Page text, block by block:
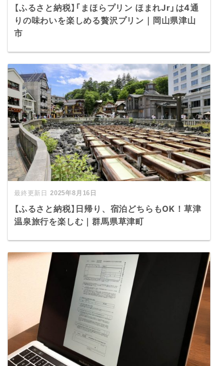
【ふるさと納税】「まほらプリン ほまれJr」は4通
りの味わいを楽しめる贅沢プリン｜岡山県津山
市
2025年8月16日
【ふるさと納税】日帰り、宿泊どちらもOK！草津
温泉旅行を楽しむ｜群馬県草津町